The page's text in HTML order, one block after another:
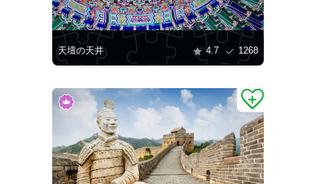
天壇の天井 4.7 1268